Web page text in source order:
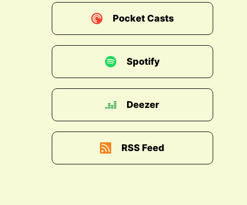
Pocket Casts
Spotify
Deezer
RSS Feed